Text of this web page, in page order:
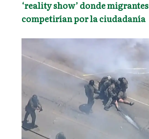
‘reality show’ donde migrantes
competirían por la ciudadanía